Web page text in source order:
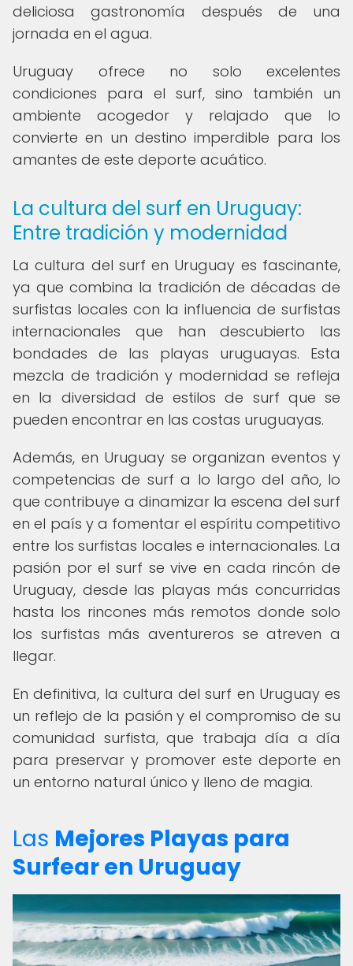
deliciosa gastronomía después de una
jornada en el agua.
Uruguay ofrece no solo excelentes
condiciones para el surf, sino también un
ambiente acogedor y relajado que lo
convierte en un destino imperdible para los
amantes de este deporte acuático.
La cultura del surf en Uruguay:
Entre tradición y modernidad
La cultura del surf en Uruguay es fascinante,
ya que combina la tradición de décadas de
surfistas locales con la influencia de surfistas
internacionales que han descubierto las
bondades de las playas uruguayas. Esta
mezcla de tradición y modernidad se refleja
en la diversidad de estilos de surf que se
pueden encontrar en las costas uruguayas.
Además, en Uruguay se organizan eventos y
competencias de surf a lo largo del año, lo
que contribuye a dinamizar la escena del surf
en el país y a fomentar el espíritu competitivo
entre los surfistas locales e internacionales. La
pasión por el surf se vive en cada rincón de
Uruguay, desde las playas más concurridas
hasta los rincones más remotos donde solo
los surfistas más aventureros se atreven a
llegar.
En definitiva, la cultura del surf en Uruguay es
un reflejo de la pasión y el compromiso de su
comunidad surfista, que trabaja día a día
para preservar y promover este deporte en
un entorno natural único y lleno de magia.
Las Mejores Playas para
Surfear en Uruguay